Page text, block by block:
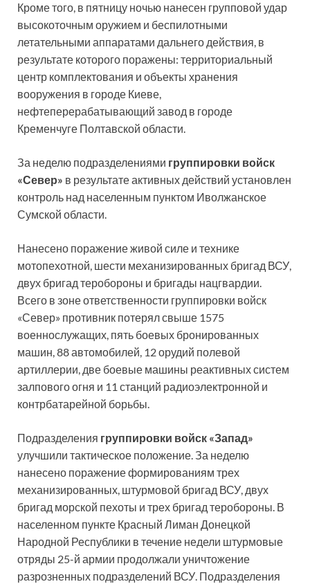
Кроме того, в пятницу ночью нанесен групповой удар
высокоточным оружием и беспилотными
летательными аппаратами дальнего действия, в
результате которого поражены: территориальный
центр комплектования и объекты хранения
вооружения в городе Киеве,
нефтеперерабатывающий завод в городе
Кременчуге Полтавской области.
За неделю подразделениями группировки войск
«Север» в результате активных действий установлен
контроль над населенным пунктом Иволжанское
Сумской области.
Нанесено поражение живой силе и технике
мотопехотной, шести механизированных бригад ВСУ,
двух бригад теробороны и бригады нацгвардии.
Всего в зоне ответственности группировки войск
«Север» противник потерял свыше 1575
военнослужащих, пять боевых бронированных
машин, 88 автомобилей, 12 орудий полевой
артиллерии, две боевые машины реактивных систем
залпового огня и 11 станций радиоэлектронной и
контрбатарейной борьбы.
Подразделения группировки войск «Запад»
улучшили тактическое положение. За неделю
нанесено поражение формированиям трех
механизированных, штурмовой бригад ВСУ, двух
бригад морской пехоты и трех бригад теробороны. В
населенном пункте Красный Лиман Донецкой
Народной Республики в течение недели штурмовые
отряды 25-й армии продолжали уничтожение
разрозненных подразделений ВСУ. Подразделения